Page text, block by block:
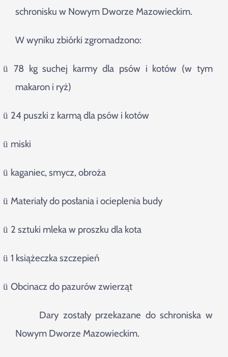
schronisku w Nowym Dworze Mazowieckim.
W wyniku zbiórki zgromadzono:
ü 78 kg suchej karmy dla psów i kotów (w tym
makaron i ryż)
ü 24 puszki z karmą dla psów i kotów
ü miski
ü kaganiec, smycz, obroża
ü Materiały do posłania i ocieplenia budy
ü 2 sztuki mleka w proszku dla kota
ü 1 książeczka szczepień
ü Obcinacz do pazurów zwierząt
Dary zostały przekazane do schroniska w
Nowym Dworze Mazowieckim.